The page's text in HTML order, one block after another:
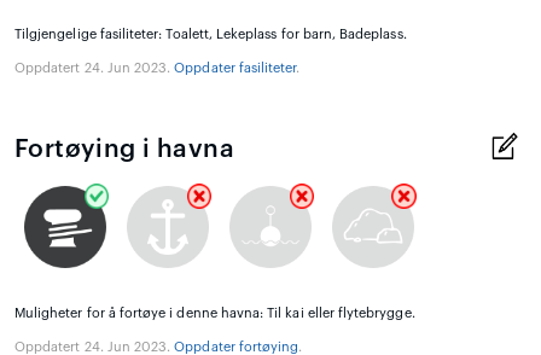
Tilgjengelige fasiliteter: Toalett, Lekeplass for barn, Badeplass.
Oppdatert 24. Jun 2023.Oppdater fasiliteter.
Fortøying i havna
Muligheter for å fortøye i denne havna: Til kai eller flytebrygge.
Oppdatert 24. Jun 2023.Oppdater fortøying.